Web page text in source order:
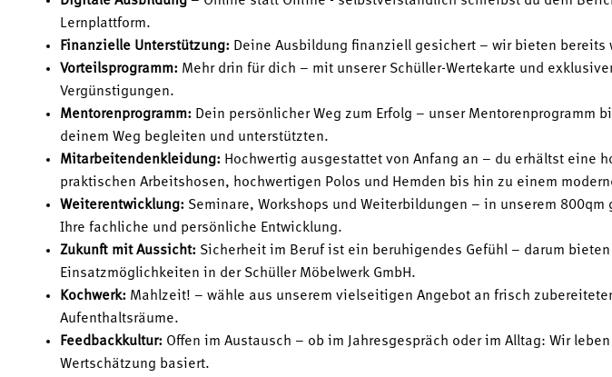
Lernplattform.
Finanzielle Unterstützung: Deine Ausbildung finanziell gesichert – wir bieten
Vorteilsprogramm: Mehr drin für dich – mit unserer Schüller-Wertekarte und
Vergünstigungen.
Mentorenprogramm: Dein persönlicher Weg zum Erfolg – unser
deinem Weg begleiten und unterstützten.
Mitarbeitendenkleidung: Hochwertig ausgestattet von Anfang an – du erhältst eine
praktischen Arbeitshosen, hochwertigen Polos und Hemden bis hin zu einem
Weiterentwicklung: Seminare, Workshops und Weiterbildungen – in unserem
Ihre fachliche und persönliche Entwicklung.
Zukunft mit Aussicht: Sicherheit im Beruf ist ein beruhigendes Gefühl – darum
Einsatzmöglichkeiten in der Schüller Möbelwerk GmbH.
Kochwerk: Mahlzeit! – wähle aus unserem vielseitigen Angebot an frisch
Aufenthaltsräume.
Feedbackkultur: Offen im Austausch – ob im Jahresgespräch oder im Alltag: Wir
Wertschätzung basiert.